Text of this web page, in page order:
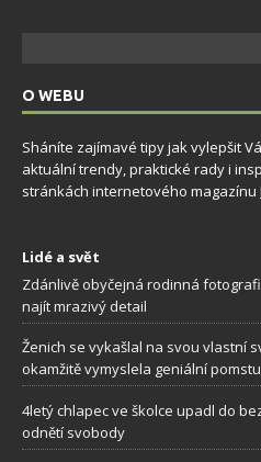
O WEBU
Sháníte zajímavé tipy jak vylepšit
aktuální trendy, praktické rady i
stránkách internetového magazínu
Lidé a svět
Zdánlivě obyčejná rodinná
najít mrazivý detail
Ženich se vykašlal na svou vlastní
okamžitě vymyslela geniální pomstu
4letý chlapec ve školce upadl do
odnětí svobody